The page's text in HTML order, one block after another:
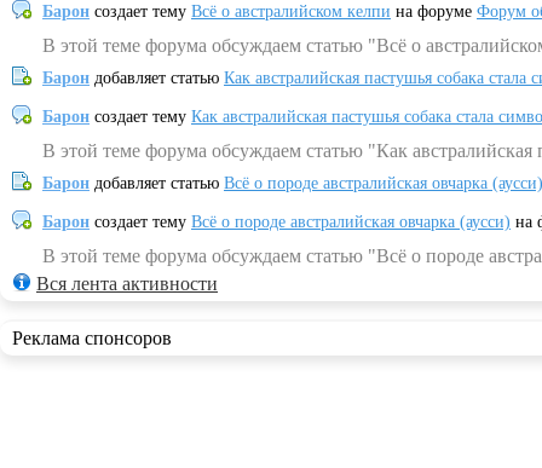
Барон создает тему Всё о австралийском келпи на форуме Форум
В этой теме форума обсуждаем статью "Всё о
Барон добавляет статью Как австралийская пастушья собака
Барон создает тему Как австралийская пастушья собака стала
В этой теме форума обсуждаем статью "Как
Барон добавляет статью Всё о породе австралийская овчарка (аусси)
Барон создает тему Всё о породе австралийская овчарка (аусси) на
В этой теме форума обсуждаем статью "Всё о породе
Вся лента активности
Реклама спонсоров